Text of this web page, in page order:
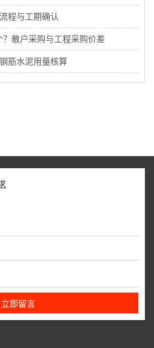
程与工期确认
散户采购与工程采购价差
筋水泥用量核算